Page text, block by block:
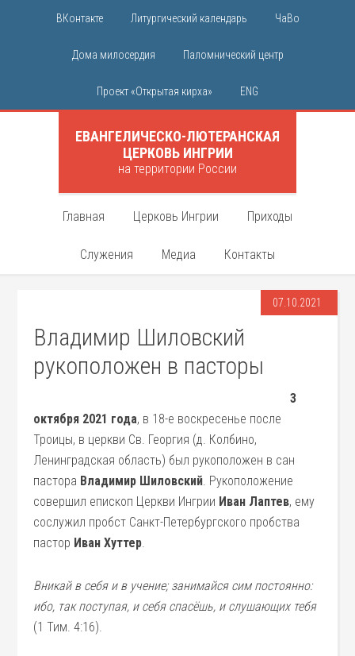
ВКонтакте Литургический календарь ЧаВо
Дома милосердия Паломнический центр
Проект «Открытая кирха» ENG
ЕВАНГЕЛИЧЕСКО-ЛЮТЕРАНСКАЯ
ЦЕРКОВЬ ИНГРИИ
на территории России
Главная Церковь Ингрии Приходы
Служения Медиа Контакты
07.10.2021
Владимир Шиловский
рукоположен в пасторы
3
октября 2021 года, в 18-е воскресенье после
Троицы, в церкви Св. Георгия (д. Колбино,
Ленинградская область) был рукоположен в сан
пастора Владимир Шиловский. Рукоположение
совершил епископ Церкви Ингрии Иван Лаптев, ему
сослужил пробст Санкт-Петербургского пробства
пастор Иван Хуттер.
Вникай в себя и в учение; занимайся сим постоянно:
ибо, так поступая, и себя спасёшь, и слушающих тебя
(1 Тим. 4:16).